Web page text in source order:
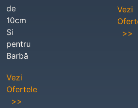
de
10cm
Si
pentru
Barbă
Vezi
Ofertele
>>
Vezi
>>